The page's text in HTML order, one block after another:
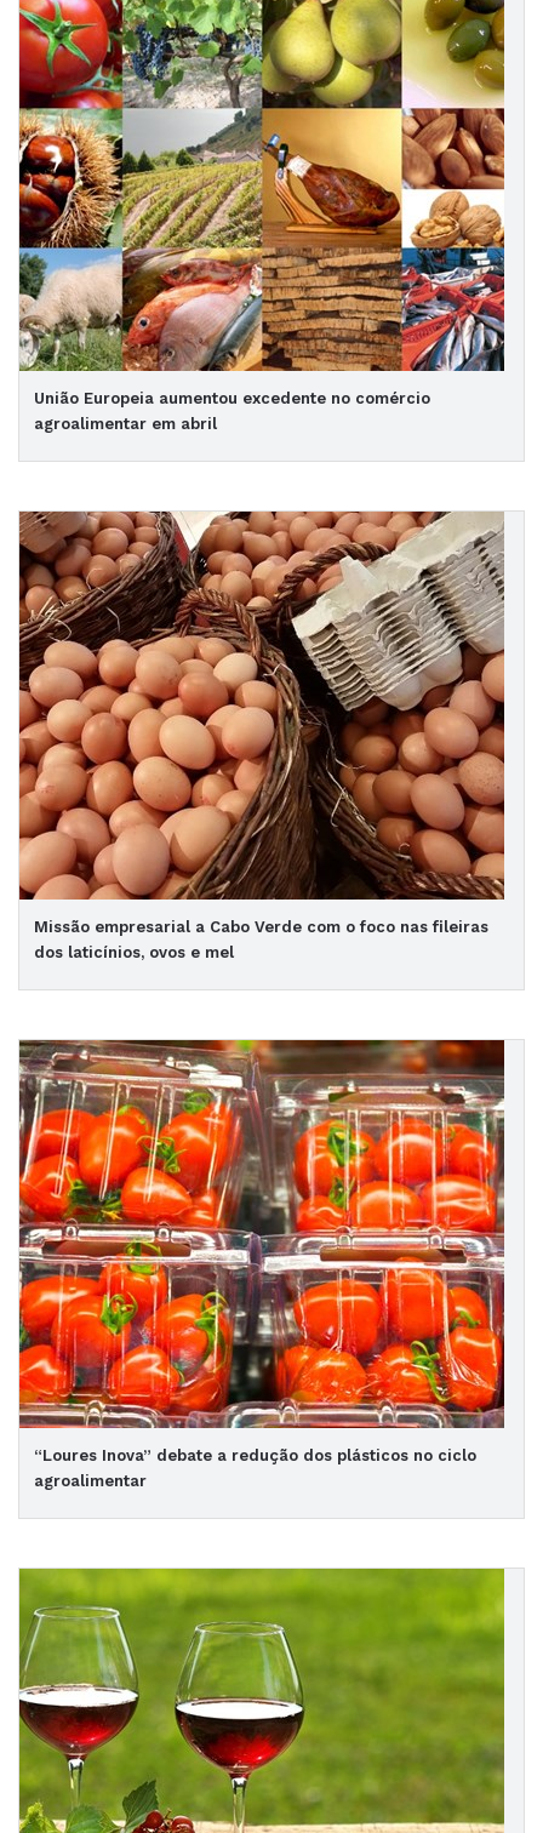
União Europeia aumentou excedente no comércio
agroalimentar em abril
Missão empresarial a Cabo Verde com o foco nas fileiras
dos laticínios, ovos e mel
“Loures Inova” debate a redução dos plásticos no ciclo
agroalimentar